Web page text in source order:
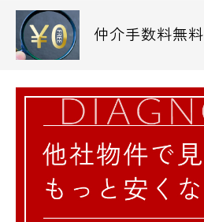
仲介手数料無料